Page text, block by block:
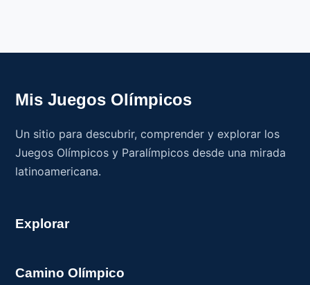
Mis Juegos Olímpicos
Un sitio para descubrir, comprender y explorar los
Juegos Olímpicos y Paralímpicos desde una mirada
latinoamericana.
Explorar
Camino Olímpico